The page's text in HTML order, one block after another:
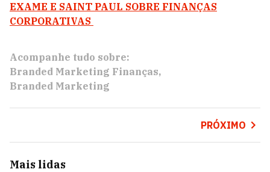
EXAME E SAINT PAUL SOBRE FINANÇAS
CORPORATIVAS
Acompanhe tudo sobre:
Branded Marketing Finanças
Branded Marketing
PRÓXIMO
Mais lidas